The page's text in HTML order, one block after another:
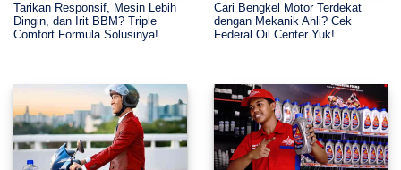
Tarikan Responsif, Mesin Lebih
Dingin, dan Irit BBM? Triple
Comfort Formula Solusinya!
Cari Bengkel Motor Terdekat
dengan Mekanik Ahli? Cek
Federal Oil Center Yuk!